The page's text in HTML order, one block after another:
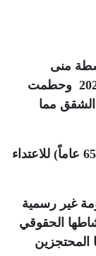
منى
فجر 19 مايو 2026 وحطمت
مما
خلال الاقتحام، تعرضت والدة الناشطة (65 عاماً) للاعتداء
غير رسمية
الحقوقي
المحتجزين